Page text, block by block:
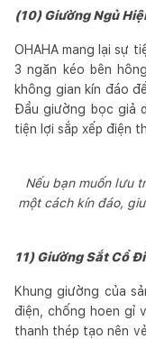
(10) Giường Ngủ
OHAHA mang lại sự
3 ngăn kéo bên
không gian kín đáo
Đầu giường bọc giả
tiện lợi sắp xếp điện
Nếu bạn muốn lưu
một cách kín đáo,
11) Giường Sắt Cổ
Khung giường của
điện, chống hoen gỉ
thanh thép tạo nên